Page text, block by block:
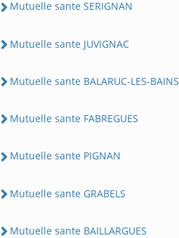
Mutuelle sante SERIGNAN
Mutuelle sante JUVIGNAC
Mutuelle sante BALARUC-LES-BAINS
Mutuelle sante FABREGUES
Mutuelle sante PIGNAN
Mutuelle sante GRABELS
Mutuelle sante BAILLARGUES